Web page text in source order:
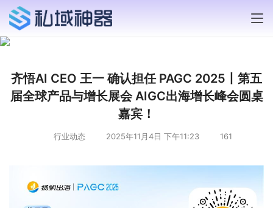
齐悟AI CEO 王一 确认担任 PAGC 2025丨第五
届全球产品与增长展会 AIGC出海增长峰会圆桌
嘉宾！
行业动态 2025年11月4日 下午11:23 161